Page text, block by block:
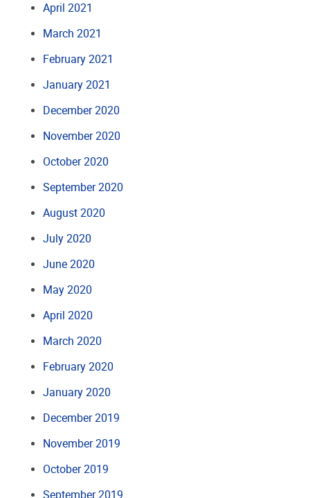
April 2021
March 2021
February 2021
January 2021
December 2020
November 2020
October 2020
September 2020
August 2020
July 2020
June 2020
May 2020
April 2020
March 2020
February 2020
January 2020
December 2019
November 2019
October 2019
September 2019